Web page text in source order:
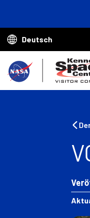
Choose
language